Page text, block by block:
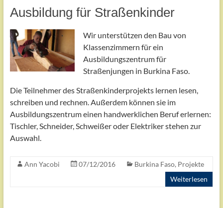
Ausbildung für Straßenkinder
Wir unterstützen den Bau von
Klassenzimmern für ein
Ausbildungszentrum für
Straßenjungen in Burkina Faso.
Die Teilnehmer des Straßenkinderprojekts lernen lesen,
schreiben und rechnen. Außerdem können sie im
Ausbildungszentrum einen handwerklichen Beruf erlernen:
Tischler, Schneider, Schweißer oder Elektriker stehen zur
Auswahl.
Ann Yacobi 07/12/2016 Burkina Faso, Projekte
Weiterlesen